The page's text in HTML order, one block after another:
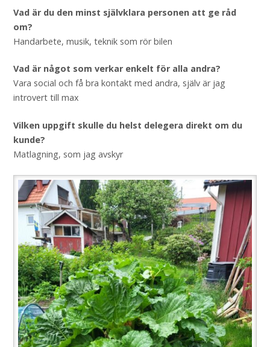
Vad är du den minst självklara personen att ge råd
om?
Handarbete, musik, teknik som rör bilen
Vad är något som verkar enkelt för alla andra?
Vara social och få bra kontakt med andra, själv är jag
introvert till max
Vilken uppgift skulle du helst delegera direkt om du
kunde?
Matlagning, som jag avskyr